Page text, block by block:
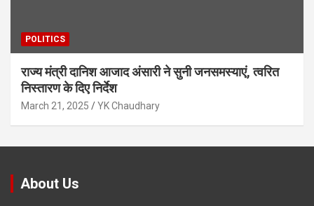
POLITICS
राज्य मंत्री दानिश आजाद अंसारी ने सुनी जनसमस्याएं, त्वरित
निस्तारण के दिए निर्देश
March 21, 2025 YK Chaudhary
About Us